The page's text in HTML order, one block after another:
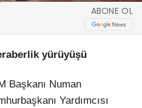
ABONE OL
yürüyüşü
Başkanı Numan
Yardımcısı